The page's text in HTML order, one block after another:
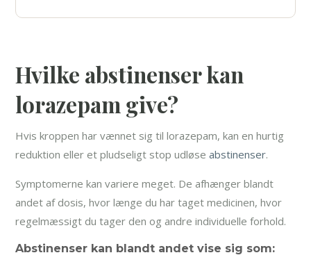
Hvilke abstinenser kan
lorazepam give?
Hvis kroppen har vænnet sig til lorazepam, kan en hurtig
reduktion eller et pludseligt stop udløseabstinenser.
Symptomerne kan variere meget. De afhænger blandt
andet af dosis, hvor længe du har taget medicinen, hvor
regelmæssigt du tager den og andre individuelle forhold.
Abstinenser kan blandt andet vise sig som: